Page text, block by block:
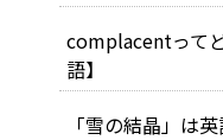
complacentって
語】
「雪の結晶」は